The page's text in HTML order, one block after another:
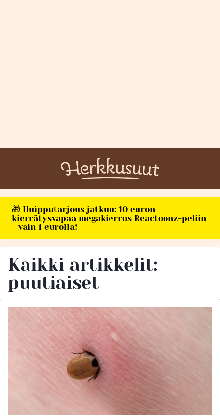
🎁 Huipputarjous jatkuu: 10 euron
kierrätysvapaa megakierros Reactoonz-peliin
- vain 1 eurolla!
Kaikki artikkelit:
puutiaiset